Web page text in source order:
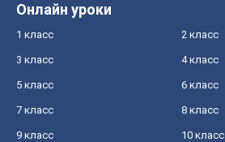
Онлайн уроки
1 класс 2 класс
3 класс 4 класс
5 класс 6 класс
7 класс 8 класс
9 класс 10 класс